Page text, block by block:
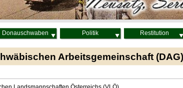
Donauschwaben Politik Restitution
Arbeitsgemeinschaft (DAG)